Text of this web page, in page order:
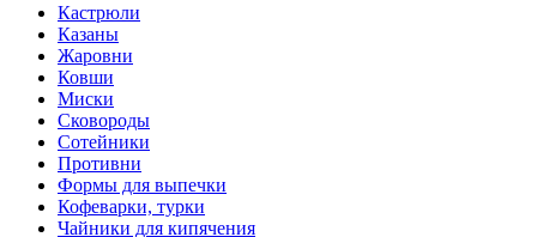
Кастрюли
Казаны
Жаровни
Ковши
Миски
Сковороды
Сотейники
Противни
Формы для выпечки
Кофеварки, турки
Чайники для кипячения